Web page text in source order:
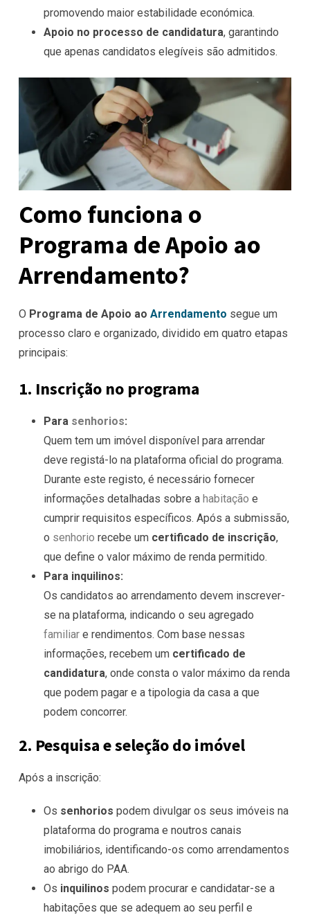
promovendo maior estabilidade económica.
Apoio no processo de candidatura, garantindo
que apenas candidatos elegíveis são admitidos.
Como funciona o
Programa de Apoio ao
Arrendamento?
O Programa de Apoio ao Arrendamento segue um
processo claro e organizado, dividido em quatro etapas
principais:
1. Inscrição no programa
Para senhorios:
Quem tem um imóvel disponível para arrendar
deve registá-lo na plataforma oficial do programa.
Durante este registo, é necessário fornecer
informações detalhadas sobre a habitação e
cumprir requisitos específicos. Após a submissão,
o senhorio recebe um certificado de inscrição,
que define o valor máximo de renda permitido.
Para inquilinos:
Os candidatos ao arrendamento devem inscrever-
se na plataforma, indicando o seu agregado
familiar e rendimentos. Com base nessas
informações, recebem um certificado de
candidatura, onde consta o valor máximo da renda
que podem pagar e a tipologia da casa a que
podem concorrer.
2. Pesquisa e seleção do imóvel
Após a inscrição:
Os senhorios podem divulgar os seus imóveis na
plataforma do programa e noutros canais
imobiliários, identificando-os como arrendamentos
ao abrigo do PAA.
Os inquilinos podem procurar e candidatar-se a
habitações que se adequem ao seu perfil e